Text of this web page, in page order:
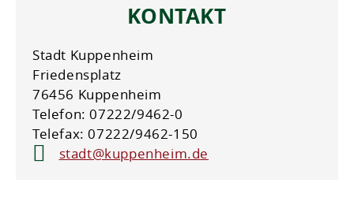
KONTAKT
Stadt Kuppenheim
Friedensplatz
76456 Kuppenheim
Telefon: 07222/9462-0
Telefax: 07222/9462-150
stadt@kuppenheim.de